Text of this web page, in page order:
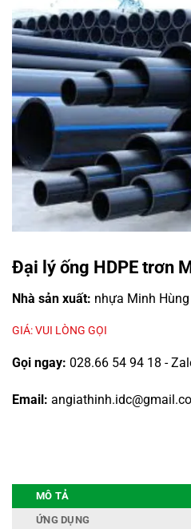
Đại lý ống HDPE trơn
Nhà sản xuất: nhựa Minh Hùng
GIÁ: VUI LÒNG GỌI
Gọi ngay: 028.66 54 94 18 -
Email:
MÔ TẢ
ỨNG DỤNG